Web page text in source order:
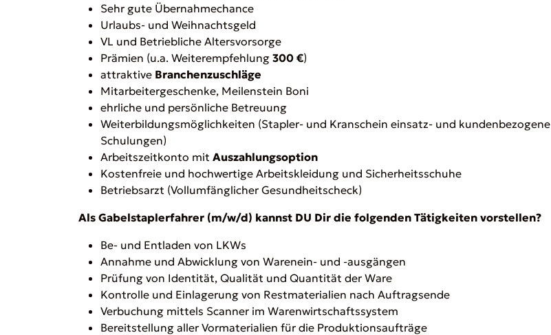
Sehr gute Übernahmechance
Urlaubs- und Weihnachtsgeld
VL und Betriebliche Altersvorsorge
Prämien (u.a. Weiterempfehlung 300 €)
attraktive Branchenzuschläge
Mitarbeitergeschenke, Meilenstein Boni
ehrliche und persönliche Betreuung
Weiterbildungsmöglichkeiten (Stapler- und Kranschein einsatz- und kundenbezogene
Schulungen)
Arbeitszeitkonto mit Auszahlungsoption
Kostenfreie und hochwertige Arbeitskleidung und Sicherheitsschuhe
Betriebsarzt (Vollumfänglicher Gesundheitscheck)
Als Gabelstaplerfahrer (m/w/d) kannst DU Dir die folgenden Tätigkeiten vorstellen?
Be- und Entladen von LKWs
Annahme und Abwicklung von Warenein- und -ausgängen
Prüfung von Identität, Qualität und Quantität der Ware
Kontrolle und Einlagerung von Restmaterialien nach Auftragsende
Verbuchung mittels Scanner im Warenwirtschaftssystem
Bereitstellung aller Vormaterialien für die Produktionsaufträge